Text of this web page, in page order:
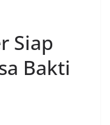
Siap
Bakti